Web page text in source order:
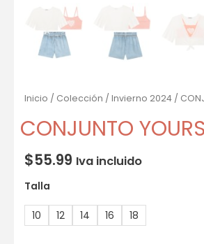
Inicio / Colección / Invierno 2024 /
CONJUNTO
$55.99 Iva incluido
Talla
10 12 14 16 18